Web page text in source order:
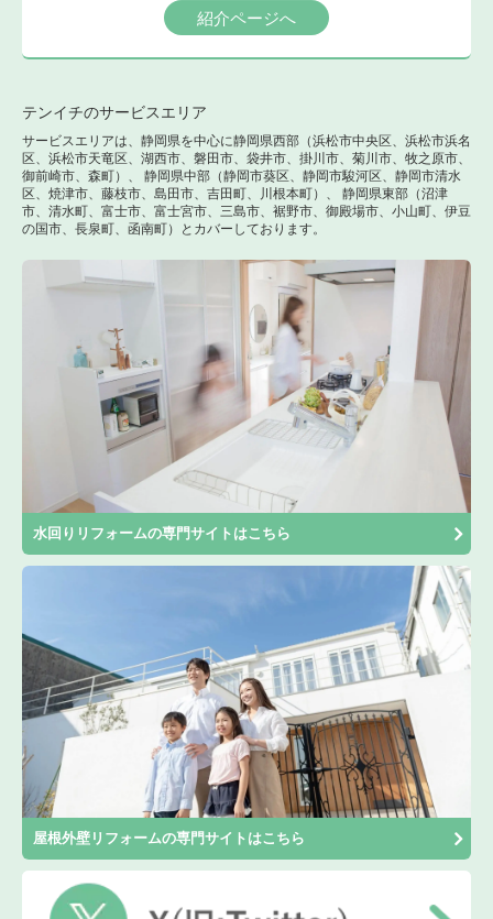
紹介ページへ
テンイチのサービスエリア
サービスエリアは、静岡県を中心に静岡県西部（浜松市中央区、浜松市浜名
区、浜松市天竜区、湖西市、磐田市、袋井市、掛川市、菊川市、牧之原市、
御前崎市、森町）、 静岡県中部（静岡市葵区、静岡市駿河区、静岡市清水
区、焼津市、藤枝市、島田市、吉田町、川根本町）、 静岡県東部（沼津
市、清水町、富士市、富士宮市、三島市、裾野市、御殿場市、小山町、伊豆
の国市、長泉町、函南町）とカバーしております。
水回りリフォームの専門サイトはこちら
屋根外壁リフォームの専門サイトはこちら